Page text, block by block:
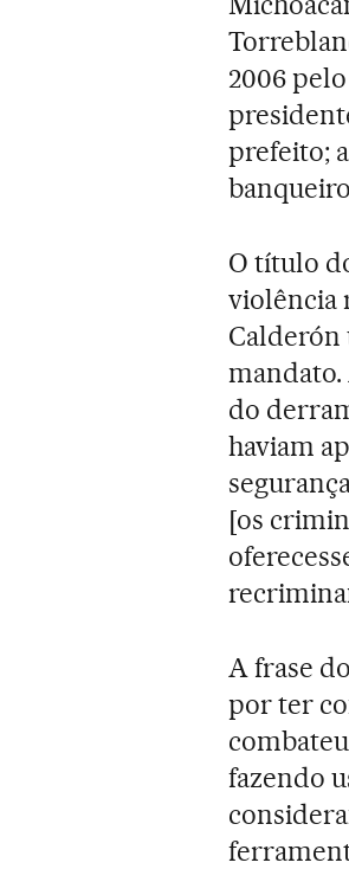
2006
prefeito;
O título
violência
Calderón
mandato.
do
haviam
[os
A frase
por ter
fazendo